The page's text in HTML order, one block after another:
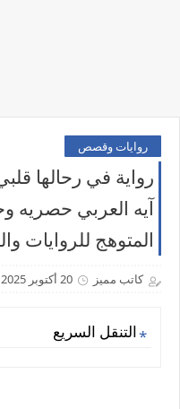
روايات وقصص
رواية في رحالها
آيه العربي حصريه
المتوهج للروايات
كاتب مميز 20 أكتوبر 2025
التنقل السريع